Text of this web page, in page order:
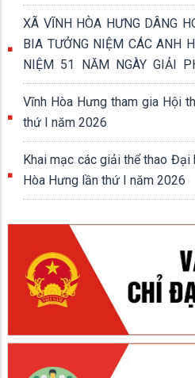
XÃ VĨNH HÒA HƯNG DÂNG
BIA TƯỞNG NIỆM CÁC ANH
NIỆM 51 NĂM NGÀY GIẢI
NHẤT ĐẤT NƯỚC (30/4/
Vĩnh Hòa Hưng tham gia Hội
thứ I năm 2026
Khai mạc các giải thể thao Đại hội
Hòa Hưng lần thứ I năm 2026